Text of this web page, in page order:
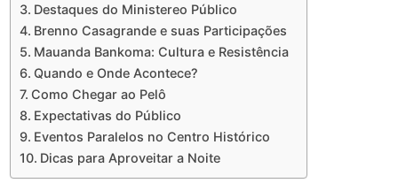
Destaques do Ministereo Público
Brenno Casagrande e suas Participações
Mauanda Bankoma: Cultura e Resistência
Quando e Onde Acontece?
Como Chegar ao Pelô
Expectativas do Público
Eventos Paralelos no Centro Histórico
Dicas para Aproveitar a Noite